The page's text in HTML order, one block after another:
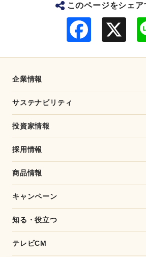
このページをシェア
企業情報
サステナビリティ
投資家情報
採用情報
商品情報
キャンペーン
知る・役立つ
テレビCM